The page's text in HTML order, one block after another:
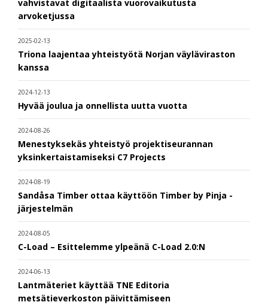
vahvistavat digitaalista vuorovaikutusta
arvoketjussa
2025-02-13
Triona laajentaa yhteistyötä Norjan väyläviraston
kanssa
2024-12-13
Hyvää joulua ja onnellista uutta vuotta
2024-08-26
Menestyksekäs yhteistyö projektiseurannan
yksinkertaistamiseksi C7 Projects
2024-08-19
Sandåsa Timber ottaa käyttöön Timber by Pinja -
järjestelmän
2024-08-05
C-Load – Esittelemme ylpeänä C-Load 2.0:N
2024-06-13
Lantmäteriet käyttää TNE Editoria
metsätieverkoston päivittämiseen